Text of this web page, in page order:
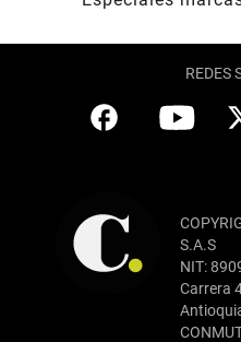
REDES
S.A.S
NIT:
Carrera